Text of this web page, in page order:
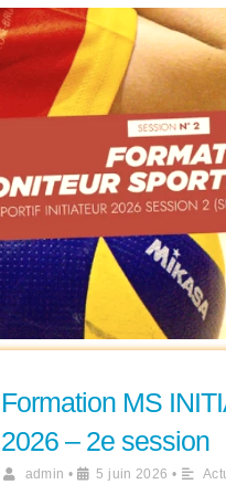
Formation MS
2026 – 2e session
admin • 5 juin 2026 •